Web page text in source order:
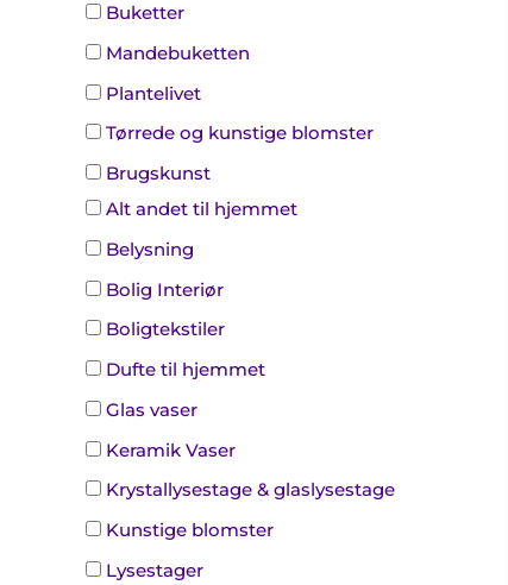
Buketter
Mandebuketten
Plantelivet
Tørrede og kunstige blomster
Brugskunst
Alt andet til hjemmet
Belysning
Bolig Interiør
Boligtekstiler
Dufte til hjemmet
Glas vaser
Keramik Vaser
Krystallysestage & glaslysestage
Kunstige blomster
Lysestager